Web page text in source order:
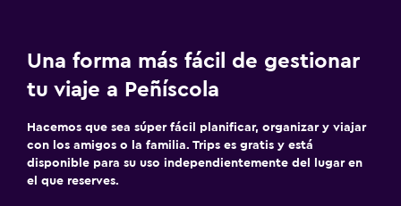
Una forma más fácil de gestionar
tu viaje a Peñíscola
Hacemos que sea súper fácil planificar, organizar y viajar
con los amigos o la familia. Trips es gratis y está
disponible para su uso independientemente del lugar en
el que reserves.